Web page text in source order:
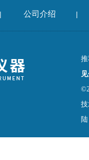
| 公司介绍 |
陆